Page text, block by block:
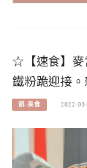
☆【速食】麥
鐵粉跪迎接
凱-美食 2022-